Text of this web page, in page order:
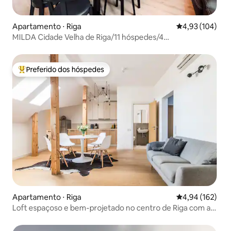
Apartamento ⋅ Riga 4,93 de uma
4,93 (104)
MILDA Cidade Velha de Riga/11 hóspedes/4
Entre os melhores preferidos dos hóspedes
Preferido dos hóspedes
Apartamento ⋅ Riga 4,94 de uma
4,94 (162)
Loft espaçoso e bem-projetado no centro de Riga com ar-